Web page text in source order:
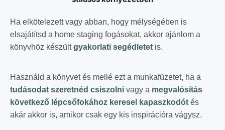
Ha elkötelezett vagy abban, hogy mélységében is
elsajátítsd a home staging fogásokat, akkor ajánlom a
könyvhöz készültgyakorlati segédletet is.
Használd a könyvet és mellé ezt a munkafüzetet, ha a
tudásodat szeretnéd csiszolni vagy a megvalósítás
következő lépcsőfokához keresel kapaszkodót és
akár akkor is, amikor csak egy kis inspirációra vágysz.